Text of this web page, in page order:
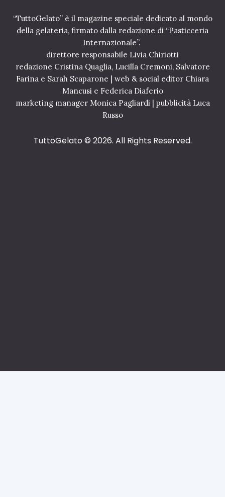
“TuttoGelato” è il magazine speciale dedicato al mondo
della gelateria, firmato dalla redazione di “Pasticceria
Internazionale”.
direttore responsabile Livia Chiriotti
redazione Cristina Quaglia, Lucilla Cremoni, Salvatore
Farina e Sarah Scaparone | web & social editor Chiara
Mancusi e Federica Diaferio
marketing manager Monica Pagliardi | pubblicità Luca
Russo
TuttoGelato © 2026. All Rights Reserved.